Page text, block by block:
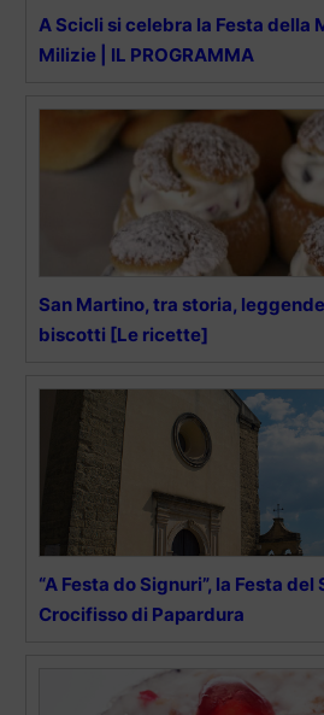
A Scicli si celebra la Festa della
Milizie | IL PROGRAMMA
San Martino, tra storia,
biscotti [Le ricette]
“A Festa do Signuri”, la Festa
Crocifisso di Papardura